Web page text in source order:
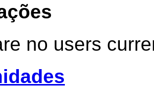
no users